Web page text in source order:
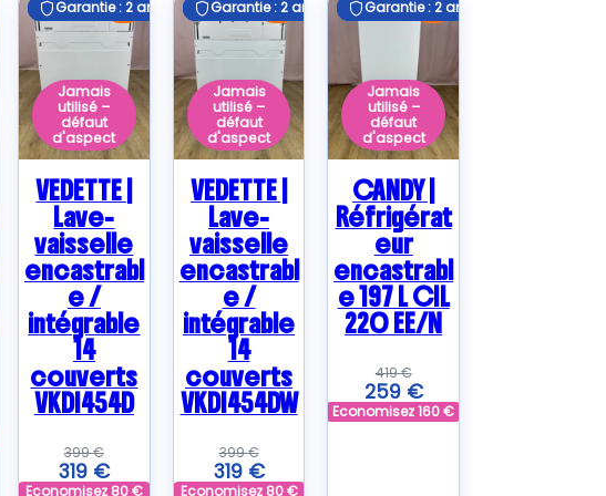
E
Garantie : 2 ans
Jamais
utilisé –
défaut
d'aspect
Garantie : 2 ans
VEDETTE |
Lave-
vaisselle
encastrabl
e /
intégrable
14
couverts
VKDI454D
399€
319 €
Economisez 80€
E
Garantie : 2 ans
Jamais
utilisé –
défaut
d'aspect
Garantie : 2 ans
VEDETTE |
Lave-
vaisselle
encastrabl
e /
intégrable
14
couverts
VKDI454DW
399€
319 €
Economisez 80€
E
Garantie : 2 ans
Jamais
utilisé –
défaut
d'aspect
Garantie : 2 ans
CANDY |
Réfrigérat
eur
encastrabl
e 197 L CIL
220 EE/N
419€
259 €
Economisez160€